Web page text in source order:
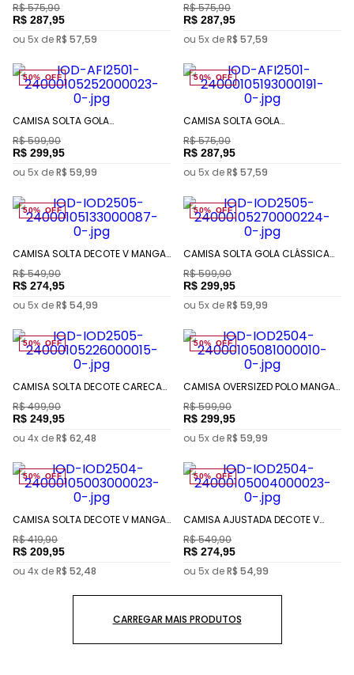
PADRÃO
R$575,90
R$ 287,95
ou 5x deR$ 57,59
PADRÃO
R$575,90
R$ 287,95
ou 5x deR$ 57,59
50% OFF
CAMISA SOLTA GOLA
PADRÃO
R$599,90
R$ 299,95
ou 5x deR$ 59,99
50% OFF
CAMISA SOLTA GOLA
PADRÃO
R$575,90
R$ 287,95
ou 5x deR$ 57,59
50% OFF
CAMISA SOLTA DECOTE V MANGA
R$549,90
R$ 274,95
ou 5x deR$ 54,99
50% OFF
CAMISA SOLTA GOLA CLÁSSICA
R$599,90
R$ 299,95
ou 5x deR$ 59,99
50% OFF
CAMISA SOLTA DECOTE CARECA
R$499,90
R$ 249,95
ou 4x deR$ 62,48
50% OFF
CAMISA OVERSIZED POLO MANGA
R$599,90
R$ 299,95
ou 5x deR$ 59,99
50% OFF
CAMISA SOLTA DECOTE V MANGA
R$419,90
R$ 209,95
ou 4x deR$ 52,48
50% OFF
CAMISA AJUSTADA DECOTE V
R$549,90
R$ 274,95
ou 5x deR$ 54,99